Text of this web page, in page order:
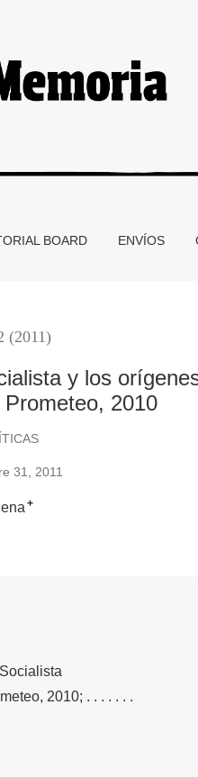
izquierda (1955-1965),
BOARD ENVÍOS
(2011)
y los
2010
31, 2011
+
2010; . . . . . . .